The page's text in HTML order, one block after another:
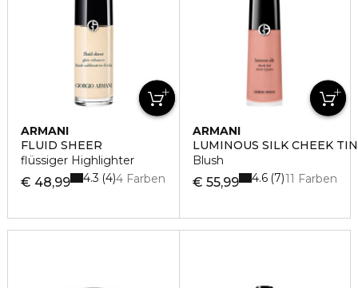
ARMANI
FLUID SHEER
flüssiger Highlighter
€ 48,99 4 Farben
4.3 4
ARMANI
LUMINOUS SILK CHEEK
Blush
€ 55,99 11 Farben
4.6 7